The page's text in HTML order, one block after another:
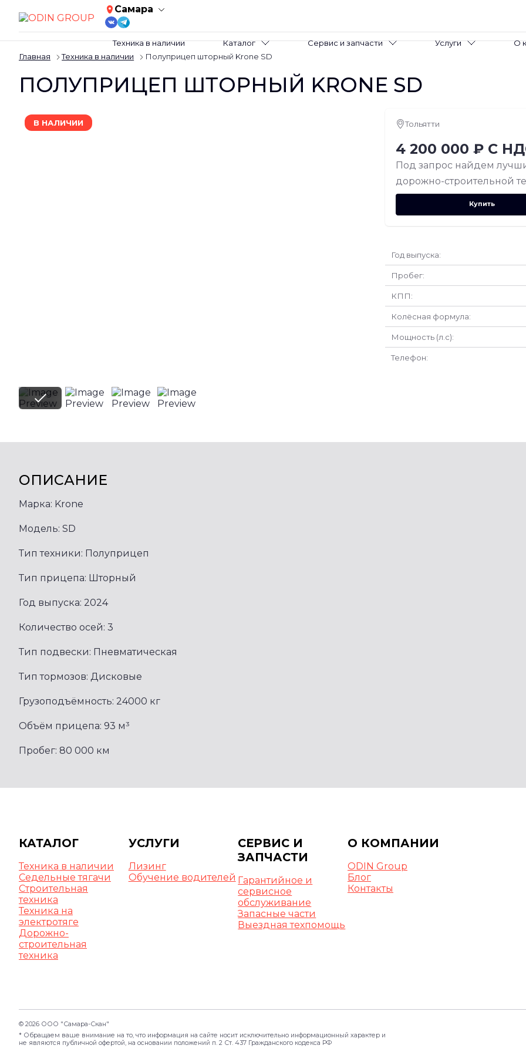
Самара
Техника в наличии Каталог Сервис и запчасти Услуги О
Главная Техника в наличии Полуприцеп шторный Krone SD
ПОЛУПРИЦЕП ШТОРНЫЙ KRONE SD
Слайдшоу
В НАЛИЧИИ Тольятти
4 200 000 ₽ С
Под запрос найдем
дорожно-строительной
Купить
Год выпуска:
Пробег:
КПП:
Колёсная формула:
Мощность (л.с):
Телефон:
ОПИСАНИЕ
Марка: Krone
Модель: SD
Тип техники: Полуприцеп
Тип прицепа: Шторный
Год выпуска: 2024
Количество осей: 3
Тип подвески: Пневматическая
Тип тормозов: Дисковые
Грузоподъёмность: 24000 кг
Объём прицепа: 93 м³
Пробег: 80 000 км
КАТАЛОГ
Техника в наличии
Седельные тягачи
Строительная
техника
Техника на
электротяге
Дорожно-
строительная
техника
УСЛУГИ
Лизинг
Обучение водителей
СЕРВИС И
ЗАПЧАСТИ
Гарантийное и
сервисное
обслуживание
Запасные части
Выездная техпомощь
О КОМПАНИИ
ODIN Group
Блог
Контакты
© 2026 ООО "Самара-Скан"
* Обращаем ваше внимание на то, что информация на сайте носит исключительно информационный характер и
не являются публичной офертой, на основании положений п. 2 Ст. 437 Гражданского кодекса РФ